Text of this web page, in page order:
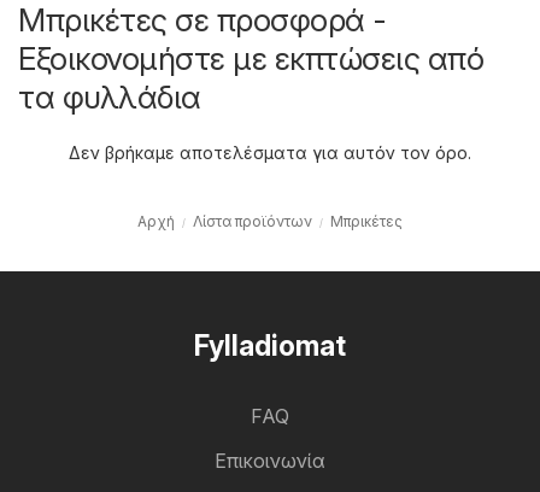
Μπρικέτες σε προσφορά -
Εξοικονομήστε με εκπτώσεις από
τα φυλλάδια
Δεν βρήκαμε αποτελέσματα για αυτόν τον όρο.
Αρχή Λίστα προϊόντων Μπρικέτες
Fylladiomat
FAQ
Επικοινωνία